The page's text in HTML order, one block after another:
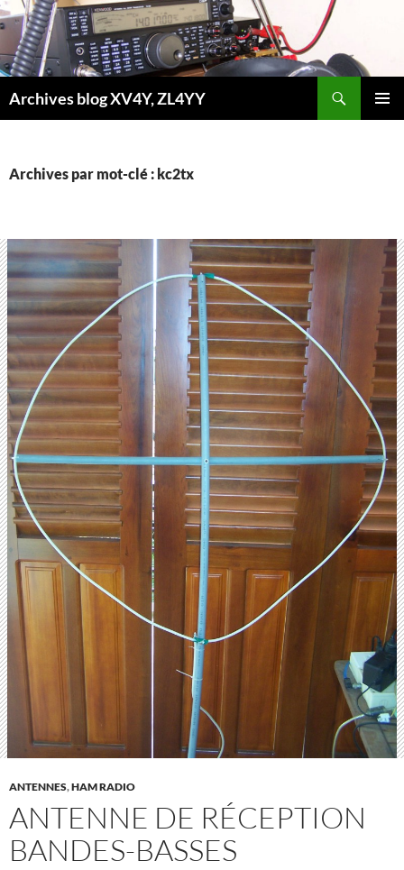
Aller
au
contenu
Archives blog XV4Y, ZL4YY
Archives par mot-clé : kc2tx
ANTENNES,HAM RADIO
ANTENNE DE RÉCEPTION
BANDES-BASSES